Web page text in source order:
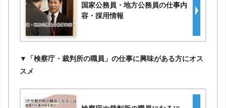
国家公務員・地方公務員の仕事内
容・採用情報
▼「検察庁・裁判所の職員」の仕事に興味がある方にオス
スメ